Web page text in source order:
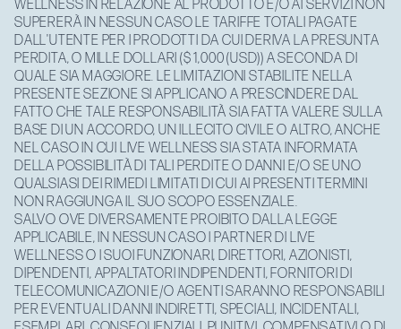
WELLNESS IN RELAZIONE AL PRODOTTO E/O AI SERVIZI NON
SUPERERÀ IN NESSUN CASO LE TARIFFE TOTALI PAGATE
DALL'UTENTE PER I PRODOTTI DA CUI DERIVA LA PRESUNTA
PERDITA, O MILLE DOLLARI ($ 1,000 (USD)) A SECONDA DI
QUALE SIA MAGGIORE. LE LIMITAZIONI STABILITE NELLA
PRESENTE SEZIONE SI APPLICANO A PRESCINDERE DAL
FATTO CHE TALE RESPONSABILITÀ SIA FATTA VALERE SULLA
BASE DI UN ACCORDO, UN ILLECITO CIVILE O ALTRO, ANCHE
NEL CASO IN CUI LIVE WELLNESS SIA STATA INFORMATA
DELLA POSSIBILITÀ DI TALI PERDITE O DANNI E/O SE UNO
QUALSIASI DEI RIMEDI LIMITATI DI CUI AI PRESENTI TERMINI
NON RAGGIUNGA IL SUO SCOPO ESSENZIALE.
SALVO OVE DIVERSAMENTE PROIBITO DALLA LEGGE
APPLICABILE, IN NESSUN CASO I PARTNER DI LIVE
WELLNESS O I SUOI FUNZIONARI, DIRETTORI, AZIONISTI,
DIPENDENTI, APPALTATORI INDIPENDENTI, FORNITORI DI
TELECOMUNICAZIONI E/O AGENTI SARANNO RESPONSABILI
PER EVENTUALI DANNI INDIRETTI, SPECIALI, INCIDENTALI,